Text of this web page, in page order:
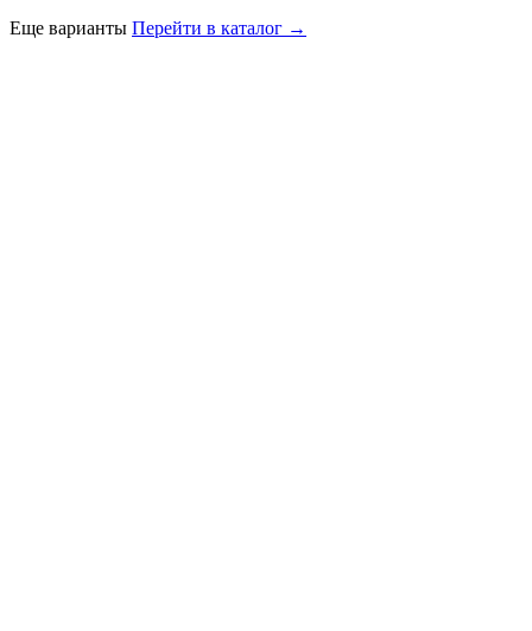
Еще варианты Перейти в каталог →